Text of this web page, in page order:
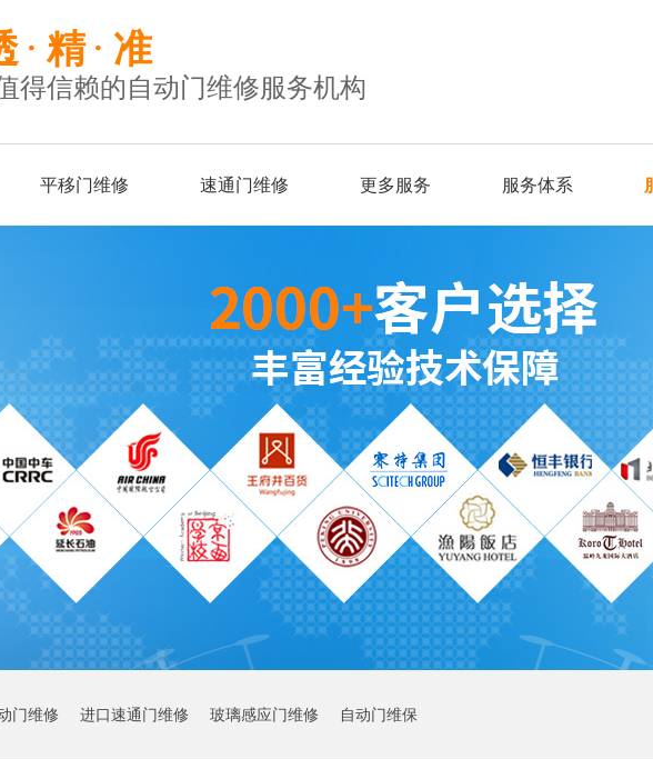
精 准
得信赖的自动门维修服务机构
平移门维修 速通门维修 更多服务 服务体系
门维修 进口速通门维修 玻璃感应门维修 自动门维保